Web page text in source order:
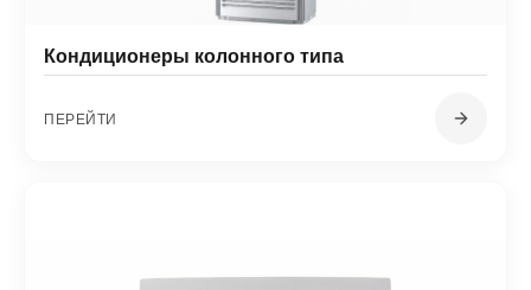
Кондиционеры колонного типа
ПЕРЕЙТИ